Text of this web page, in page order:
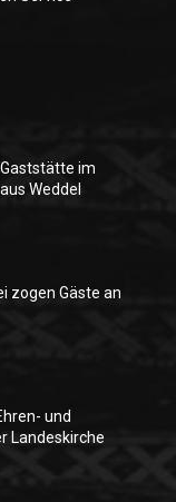
im
Weddel
zogen Gäste an
und
Landeskirche